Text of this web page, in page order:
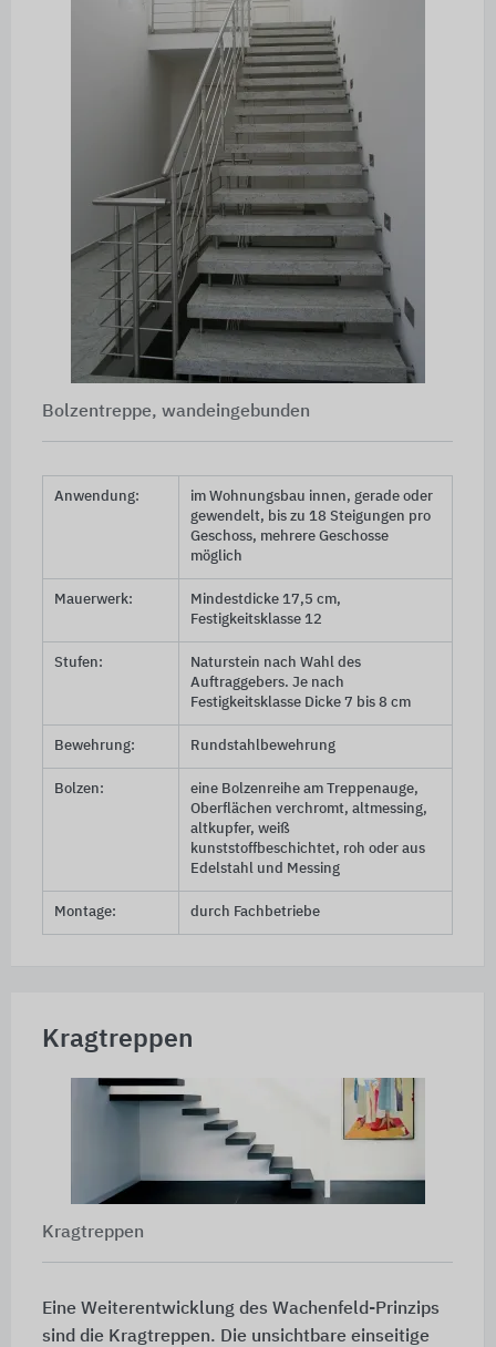
Bolzentreppe, wandeingebunden
Anwendung:
im Wohnungsbau innen, gerade oder
gewendelt, bis zu 18 Steigungen pro
Geschoss, mehrere Geschosse
möglich
Mauerwerk: Mindestdicke 17,5 cm,
Festigkeitsklasse 12
Stufen:
Naturstein nach Wahl des
Auftraggebers. Je nach
Festigkeitsklasse Dicke 7 bis 8 cm
Bewehrung: Rundstahlbewehrung
Bolzen:
eine Bolzenreihe am Treppenauge,
Oberflächen verchromt, altmessing,
altkupfer, weiß
kunststoffbeschichtet, roh oder aus
Edelstahl und Messing
Montage: durch Fachbetriebe
Kragtreppen
Kragtreppen
Eine Weiterentwicklung des Wachenfeld-Prinzips
sind die Kragtreppen. Die unsichtbare einseitige